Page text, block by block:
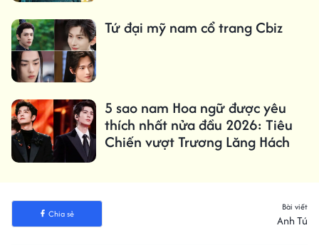
Tứ đại mỹ nam cổ trang Cbiz
5 sao nam Hoa ngữ được yêu
thích nhất nửa đầu 2026: Tiêu
Chiến vượt Trương Lăng Hách
Chia sẻ
Bài viết
Anh Tú